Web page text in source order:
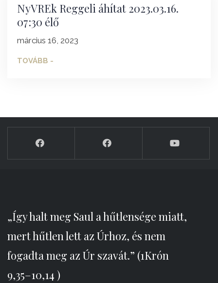
NyVREk Reggeli áhítat 2023.03.16.
07:30 élő
március 16, 2023
TOVÁBB -
„Így halt meg Saul a hűtlensége miatt,
mert hűtlen lett az Úrhoz, és nem
fogadta meg az Úr szavát.” (1Krón
9,35–10,14 )